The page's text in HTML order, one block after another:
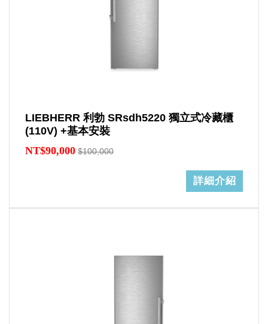
LIEBHERR 利勃 SRsdh5220 獨立式冷藏櫃
(110V) +基本安裝
NT$90,000 $100,000
詳細介紹